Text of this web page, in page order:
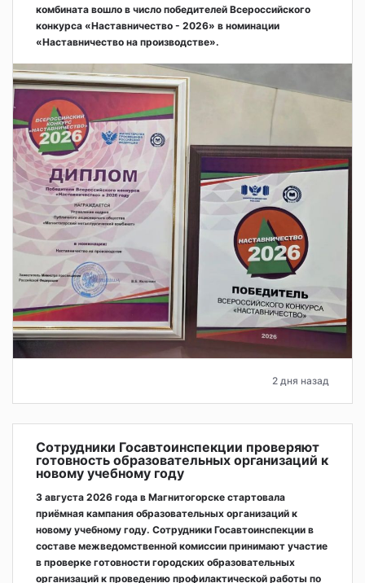
комбината вошло в число победителей Всероссийского
конкурса «Наставничество - 2026» в номинации
«Наставничество на производстве».
2 дня назад
Сотрудники Госавтоинспекции проверяют
готовность образовательных организаций к
новому учебному году
3 августа 2026 года в Магнитогорске стартовала
приёмная кампания образовательных организаций к
новому учебному году. Сотрудники Госавтоинспекции в
составе межведомственной комиссии принимают участие
в проверке готовности городских образовательных
организаций к проведению профилактической работы по